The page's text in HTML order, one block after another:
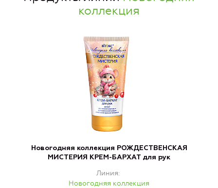
коллекция
Новогодняя коллекция РОЖДЕСТВЕНСКАЯ
МИСТЕРИЯ КРЕМ-БАРХАТ для рук
Линия
Новогодняя коллекция